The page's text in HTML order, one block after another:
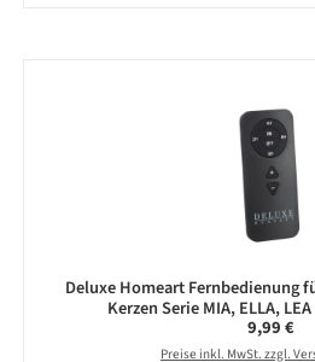
Deluxe Homeart Fernbedienung
Kerzen Serie MIA, ELLA,
Regulärer
9,99 €
Preise inkl. MwSt. zzgl.